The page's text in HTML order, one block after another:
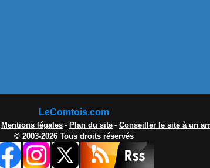
LeComtois.com
Mentions légales - Plan du site - Conseiller le site à un
© 2003-2026 Tous droits réservés